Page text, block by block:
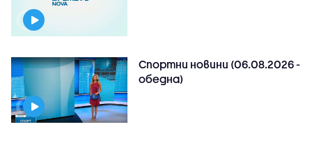
Спортни новини (06.08.2026 -
обедна)